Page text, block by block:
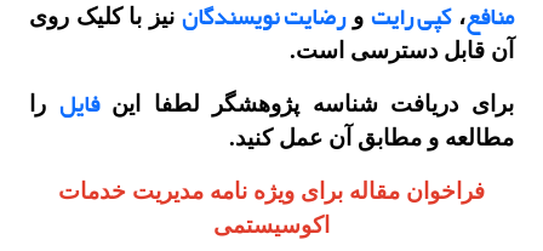
منافع،کپی رایت ورضایت نویسندگان نیز با کلیک روی
آن قابل دسترسی است.
برای دریافت شناسه پژوهشگر لطفا اینفایل را
مطالعه و مطابق آن عمل کنید.
فراخوان مقاله برای ویژه نامه مدیریت خدمات
اکوسیستمی